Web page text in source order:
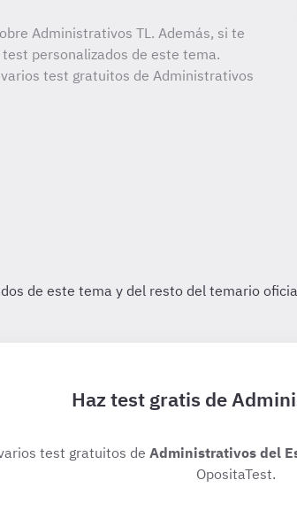
Administrativos TL. Además, si te
personalizados de este tema.
test gratuitos de Administrativos
Haz test gratis de
test gratuitos de Administrativos del
OpositaTest.